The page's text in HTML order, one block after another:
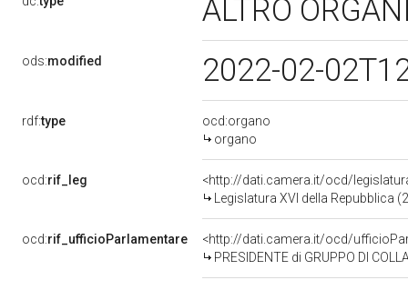
ALTRO
ods:modified 2022-02-
rdf:type
ocd:organo
organo
ocd:rif_leg
<http://dati.camera.it/ocd/
Legislatura XVI della Repubblica
ocd:rif_ufficioParlamentare
<http://dati.camera.it/ocd/
PRESIDENTE di GRUPPO DI COLLABORAZIONE TRA LA